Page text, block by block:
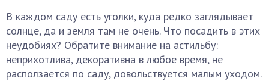
В каждом саду есть уголки, куда редко заглядывает
солнце, да и земля там не очень. Что посадить в этих
неудобиях? Обратите внимание на астильбу:
неприхотлива, декоративна в любое время, не
расползается по саду, довольствуется малым уходом.